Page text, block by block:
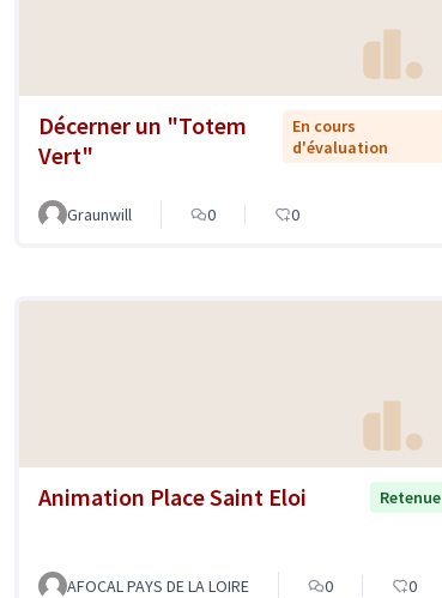
Décerner un "Totem
Vert"
En cours
d'évaluation
Graunwill 0 0
Animation Place Saint Eloi Retenue
AFOCAL PAYS DE LA LOIRE 0 0